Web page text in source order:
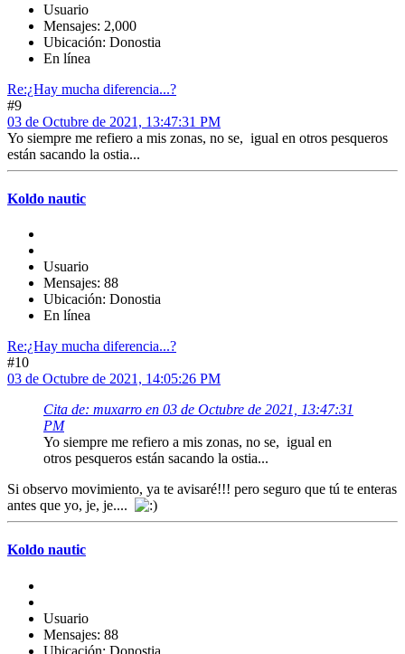
Usuario
Mensajes: 2,000
Ubicación: Donostia
En línea
Re:¿Hay mucha diferencia...?
#9
03 de Octubre de 2021, 13:47:31 PM
Yo siempre me refiero a mis zonas, no se, igual en otros pesqueros
están sacando la ostia...
Koldo nautic
Usuario
Mensajes: 88
Ubicación: Donostia
En línea
Re:¿Hay mucha diferencia...?
#10
03 de Octubre de 2021, 14:05:26 PM
Cita de: muxarro en 03 de Octubre de 2021, 13:47:31
PM
Yo siempre me refiero a mis zonas, no se, igual en
otros pesqueros están sacando la ostia...
Si observo movimiento, ya te avisaré!!! pero seguro que tú te enteras
antes que yo, je, je....
Koldo nautic
Usuario
Mensajes: 88
Ubicación: Donostia